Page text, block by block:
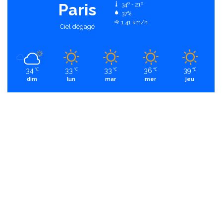
Paris
Ciel dégagé
34º - 21º
37%
1.41 km/h
34 ℃
dim
33 ℃
lun
33 ℃
mar
36 ℃
mer
39 ℃
jeu